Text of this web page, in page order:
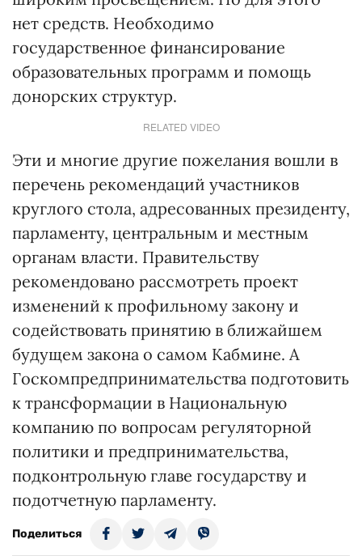
нет средств. Необходимо
государственное финансирование
образовательных программ и помощь
донорских структур.
RELATED VIDEO
Эти и многие другие пожелания вошли в
перечень рекомендаций участников
круглого стола, адресованных президенту,
парламенту, центральным и местным
органам власти. Правительству
рекомендовано рассмотреть проект
изменений к профильному закону и
содействовать принятию в ближайшем
будущем закона о самом Кабмине. А
Госкомпредпринимательства подготовить
к трансформации в Национальную
компанию по вопросам регуляторной
политики и предпринимательства,
подконтрольную главе государству и
подотчетную парламенту.
Поделиться